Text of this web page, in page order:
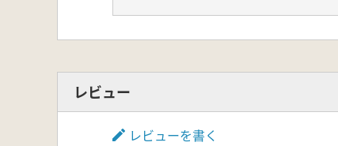
「BOOKデータベース」 より
レビュー
レビューを書く